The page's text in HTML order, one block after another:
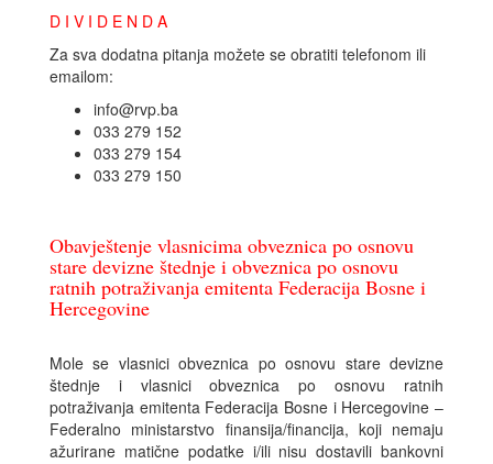
D I V I D E N D A
Za sva dodatna pitanja možete se obratiti telefonom ili
emailom:
info@rvp.ba
033 279 152
033 279 154
033 279 150
Obavještenje vlasnicima obveznica po osnovu
stare devizne štednje i obveznica po osnovu
ratnih potraživanja emitenta Federacija Bosne i
Hercegovine
Mole se vlasnici obveznica po osnovu stare devizne
štednje i vlasnici obveznica po osnovu ratnih
potraživanja emitenta Federacija Bosne i Hercegovine –
Federalno ministarstvo finansija/financija, koji nemaju
ažurirane matične podatke i/ili nisu dostavili bankovni